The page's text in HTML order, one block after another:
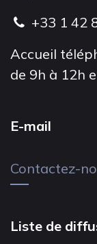
+33 1 42
Accueil
de 9h à 12h
E-mail
Contactez-
Liste de